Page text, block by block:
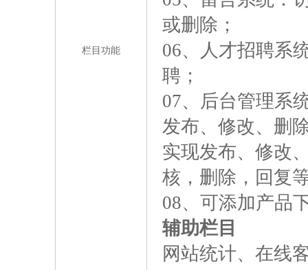
栏目功能
或删除；
06、人才招聘系
聘；
07、后台管理系
发布、修改、删
实现发布、修改
核，删除，回复
08、可添加产品
辅助栏目
网站统计、在线